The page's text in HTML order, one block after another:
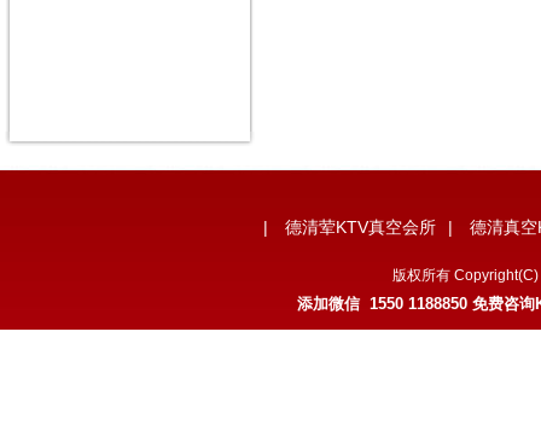
| 德清荤KTV真空会所 | 德清真
版权所有
添加微信 1550 1188850 免费咨